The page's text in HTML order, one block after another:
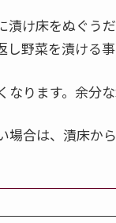
け床をぬぐうだ
野菜を漬ける
なります。余分
場合は、漬床か